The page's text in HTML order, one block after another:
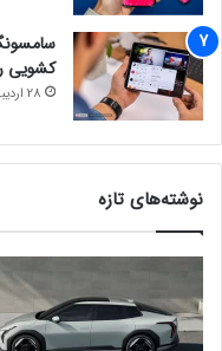
کشویی
28 اردیبهشت 1401
نوشته‌های تازه